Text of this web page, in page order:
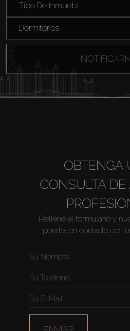
Tipo De Inmuebl ...
Dormitorios
OBTENGA
CONSULTA DE
Rellene el formulario y
pondrá en contacto con